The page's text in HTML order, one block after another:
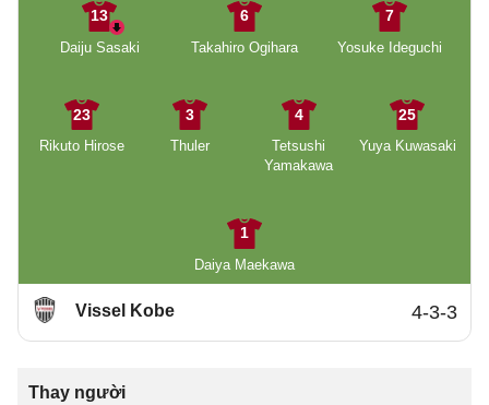
13
Daiju Sasaki
6
Takahiro Ogihara
7
Yosuke Ideguchi
23
Rikuto Hirose
3
Thuler
4
Tetsushi
Yamakawa
25
Yuya Kuwasaki
1
Daiya Maekawa
Vissel Kobe 4-3-3
Thay người